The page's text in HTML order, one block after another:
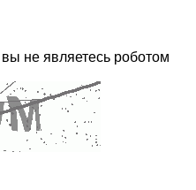
не являетесь роботом